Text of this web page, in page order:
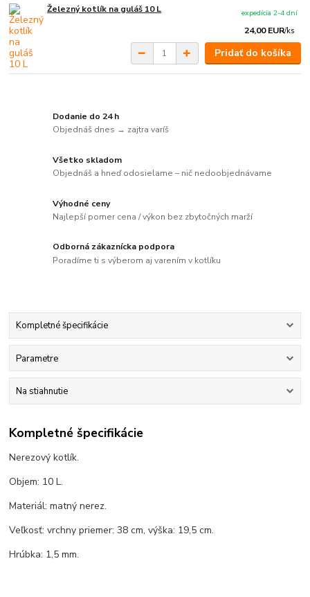
Železný kotlík na guláš 10 L
24,00 EUR/ks
expedícia 2-4 dní
Pridať do košíka
Dodanie do 24 h
Objednáš dnes → zajtra varíš
Všetko skladom
Objednáš a hneď odosielame – nič nedoobjednávame
Výhodné ceny
Najlepší pomer cena / výkon bez zbytočných marží
Odborná zákaznícka podpora
Poradíme ti s výberom aj varením v kotlíku
Kompletné špecifikácie
Parametre
Na stiahnutie
Kompletné špecifikácie
Nerezový kotlík.
Objem: 10 L.
Materiál: matný nerez.
Veľkosť: vrchny priemer: 38 cm, výška: 19,5 cm.
Hrúbka: 1,5 mm.